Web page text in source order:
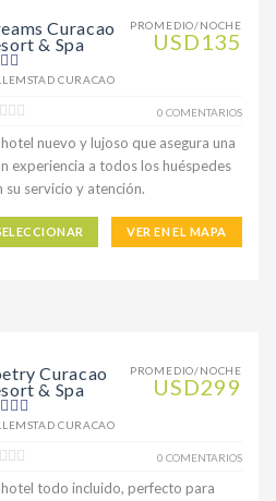
PROMEDIO/NOCHE
USD135
Curacao
& Spa
CURACAO
0 COMENTARIOS
hotel nuevo y lujoso que asegura una
experiencia a todos los huéspedes
su servicio y atención.
VER EN EL MAPA
PROMEDIO/NOCHE
USD299
Curacao
& Spa
CURACAO
0 COMENTARIOS
hotel todo incluido, perfecto para